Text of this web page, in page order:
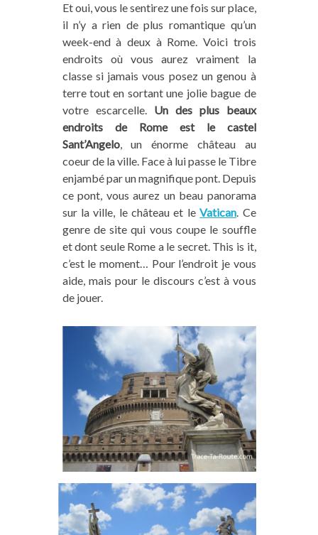
Et oui, vous le sentirez une fois sur place,
il n’y a rien de plus romantique qu’un
week-end à deux à Rome. Voici trois
endroits où vous aurez vraiment la
classe si jamais vous posez un genou à
terre tout en sortant une jolie bague de
votre escarcelle. Un des plus beaux
endroits de Rome est le castel
Sant’Angelo, un énorme château au
coeur de la ville. Face à lui passe le Tibre
enjambé par un magnifique pont. Depuis
ce pont, vous aurez un beau panorama
sur la ville, le château et leVatican. Ce
genre de site qui vous coupe le souffle
et dont seule Rome a le secret. This is it,
c’est le moment… Pour l’endroit je vous
aide, mais pour le discours c’est à vous
de jouer.